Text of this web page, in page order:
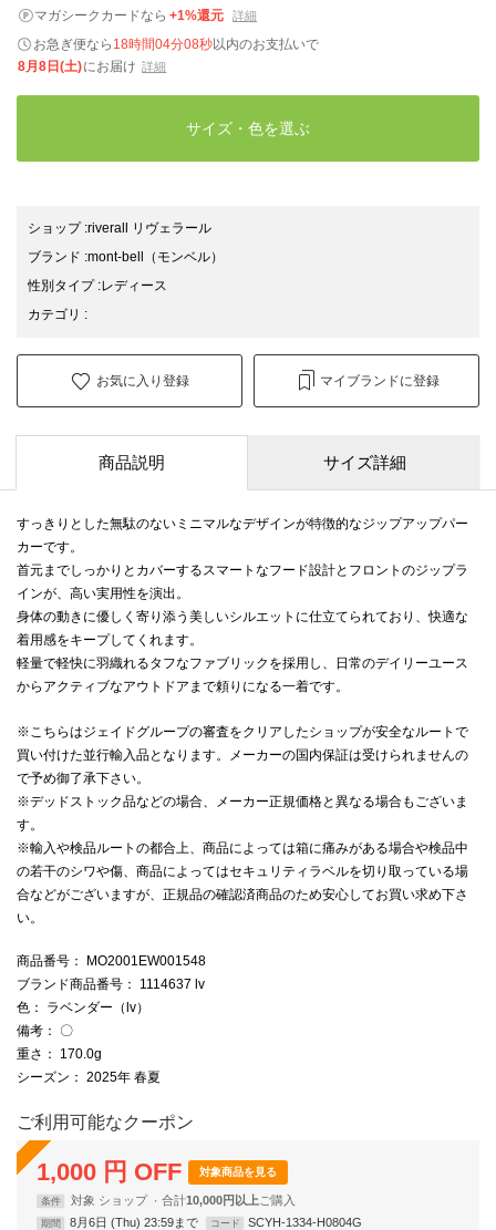
マガシークカードなら +1%還元 詳細
お急ぎ便なら 18時間04分07秒以内のお支払いで
8月8日(土)にお届け 詳細
サイズ・色を選ぶ
ショップ:riverall リヴェラール
ブランド :mont-bell （モンベル）
性別タイプ:レディース
カテゴリ :
お気に入り登録 マイブランドに登録
商品説明 サイズ詳細
すっきりとした無駄のないミニマルなデザインが特徴的なジップアップパー
カーです。
首元までしっかりとカバーするスマートなフード設計とフロントのジップラ
インが、高い実用性を演出。
身体の動きに優しく寄り添う美しいシルエットに仕立てられており、快適な
着用感をキープしてくれます。
軽量で軽快に羽織れるタフなファブリックを採用し、日常のデイリーユース
からアクティブなアウトドアまで頼りになる一着です。
※こちらはジェイドグループの審査をクリアしたショップが安全なルートで
買い付けた並行輸入品となります。メーカーの国内保証は受けられませんの
で予め御了承下さい。
※デッドストック品などの場合、メーカー正規価格と異なる場合もございま
す。
※輸入や検品ルートの都合上、商品によっては箱に痛みがある場合や検品中
の若干のシワや傷、商品によってはセキュリティラベルを切り取っている場
合などがございますが、正規品の確認済商品のため安心してお買い求め下さ
い。
商品番号 ： MO2001EW001548
ブランド商品番号 ： 1114637 lv
色 ： ラベンダー（lv）
備考 ： 〇
重さ ： 170.0g
シーズン ： 2025年 春夏
ご利用可能なクーポン
1,000 円 OFF 対象商品を見る
条件 対象 ショップ 合計10,000円以上
期間 8月6日 (Thu) 23:59まで コード
SCYH-1334-H0804G